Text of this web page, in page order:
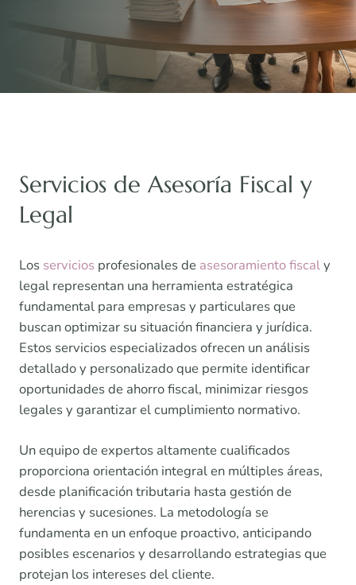
Servicios de Asesoría Fiscal y
Legal
Los servicios profesionales de asesoramiento fiscaly
legal representan una herramienta estratégica
fundamental para empresas y particulares que
buscan optimizar su situación financiera y jurídica.
Estos servicios especializados ofrecen un análisis
detallado y personalizado que permite identificar
oportunidades de ahorro fiscal, minimizar riesgos
legales y garantizar el cumplimiento normativo.
Un equipo de expertos altamente cualificados
proporciona orientación integral en múltiples áreas,
desde planificación tributaria hasta gestión de
herencias y sucesiones. La metodología se
fundamenta en un enfoque proactivo, anticipando
posibles escenarios y desarrollando estrategias que
protejan los intereses del cliente.